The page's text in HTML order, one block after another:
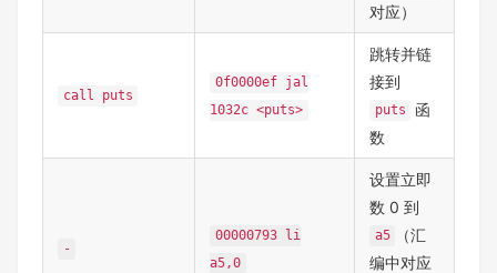
对应）
call puts
0f0000ef jal
1032c <puts>
跳转并链
接到
puts
函
数
-
00000793 li
a5,0
设置立即
数 0 到
a5
（汇
编中对应